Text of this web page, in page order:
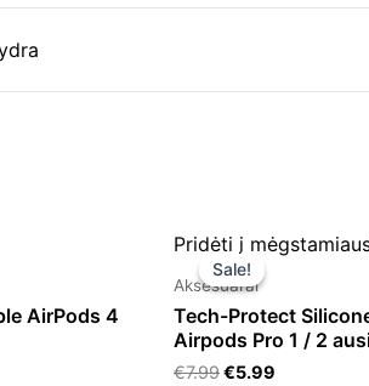
AirPods 4
Pridėti į
Sale!
Sale!
Aksesuarai
Tech-Protect
Airpods Pro 1 / 2
€7.99
Original
price
was:
€5.99
Current
price